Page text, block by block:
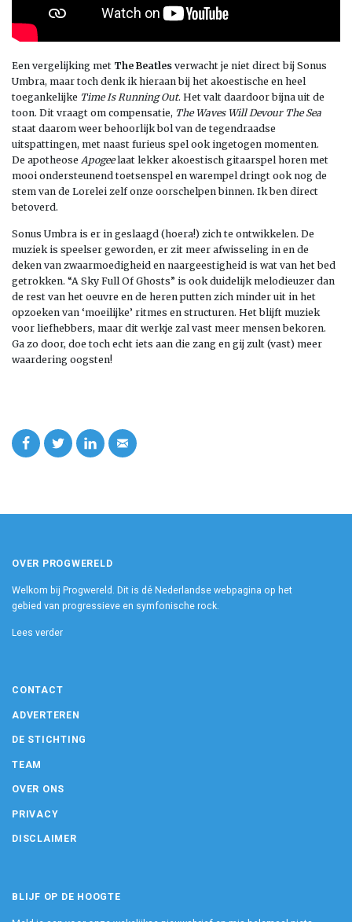
Een vergelijking met The Beatles verwacht je niet direct bij Sonus
Umbra, maar toch denk ik hieraan bij het akoestische en heel
toegankelijke Time Is Running Out. Het valt daardoor bijna uit de
toon. Dit vraagt om compensatie, The Waves Will Devour The Sea
staat daarom weer behoorlijk bol van de tegendraadse
uitspattingen, met naast furieus spel ook ingetogen momenten.
De apotheose Apogeelaat lekker akoestisch gitaarspel horen met
mooi ondersteunend toetsenspel en warempel dringt ook nog de
stem van de Lorelei zelf onze oorschelpen binnen. Ik ben direct
betoverd.
Sonus Umbra is er in geslaagd (hoera!) zich te ontwikkelen. De
muziek is speelser geworden, er zit meer afwisseling in en de
deken van zwaarmoedigheid en naargeestigheid is wat van het bed
getrokken. “A Sky Full Of Ghosts” is ook duidelijk melodieuzer dan
de rest van het oeuvre en de heren putten zich minder uit in het
opzoeken van ‘moeilijke’ ritmes en structuren. Het blijft muziek
voor liefhebbers, maar dit werkje zal vast meer mensen bekoren.
Ga zo door, doe toch echt iets aan die zang en gij zult (vast) meer
waardering oogsten!
OVER PROGWERELD
Welkom bij Progwereld. Dit is dé Nederlandse webpagina op het
gebied van progressieve en symfonische rock.
Lees verder
CONTACT
ADVERTEREN
DE STICHTING
TEAM
OVER ONS
PRIVACY
DISCLAIMER
BLIJF OP DE HOOGTE